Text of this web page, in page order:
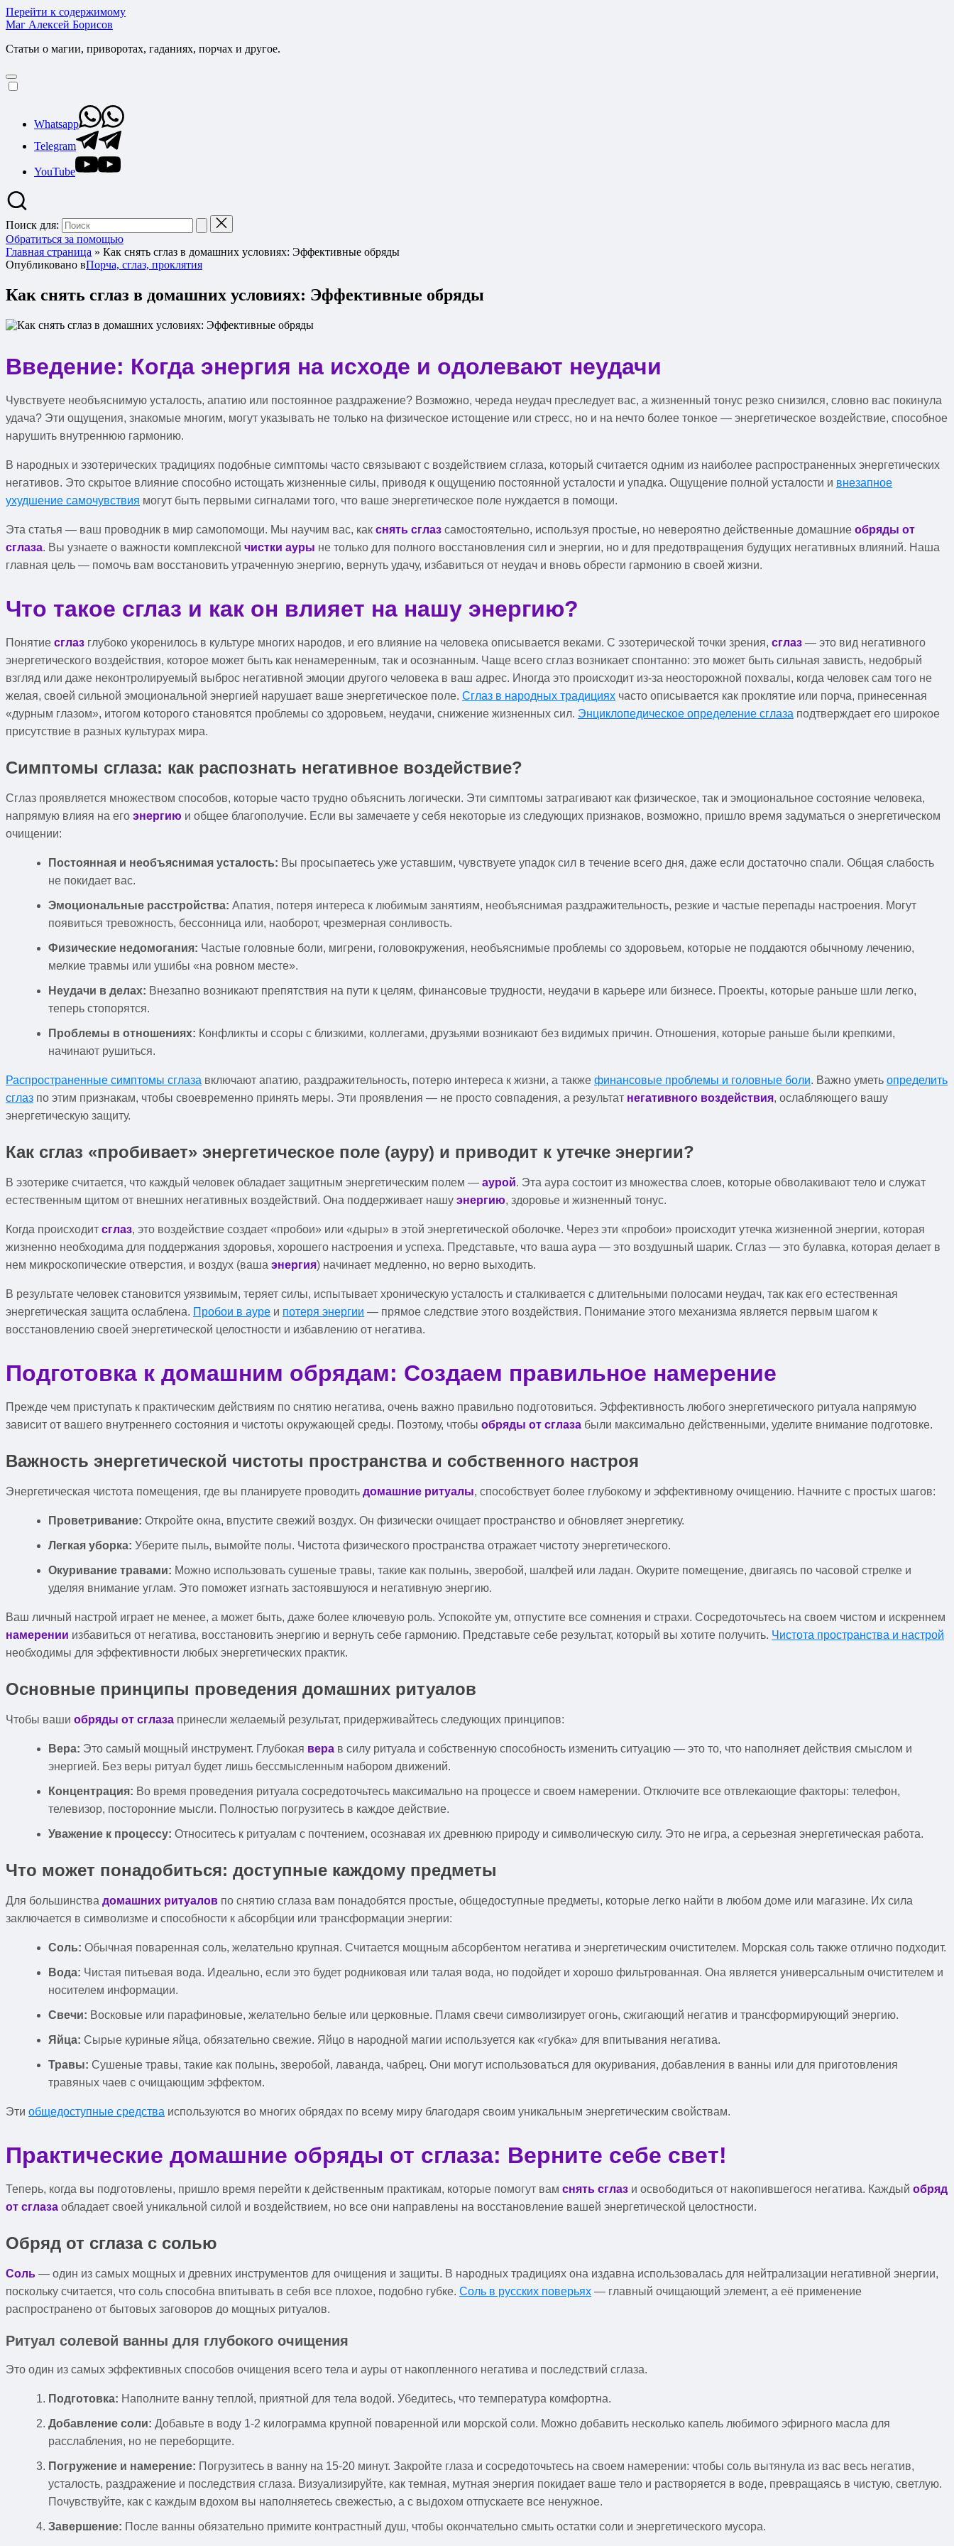
Перейти к содержимому
Маг Алексей Борисов
Статьи о магии, приворотах, гаданиях, порчах и другое.
Whatsapp
Telegram
YouTube
Поиск для:
Обратиться за помощью
Главная страница » Как снять сглаз в домашних условиях: Эффективные обряды
Опубликовано вПорча, сглаз, проклятия
Как снять сглаз в домашних условиях: Эффективные обряды
Введение: Когда энергия на исходе и одолевают неудачи
Чувствуете необъяснимую усталость, апатию или постоянное раздражение? Возможно, череда неудач преследует вас, а жизненный тонус резко снизился, словно вас покинула
удача? Эти ощущения, знакомые многим, могут указывать не только на физическое истощение или стресс, но и на нечто более тонкое — энергетическое воздействие, способное
нарушить внутреннюю гармонию.
В народных и эзотерических традициях подобные симптомы часто связывают с воздействием сглаза, который считается одним из наиболее распространенных энергетических
негативов. Это скрытое влияние способно истощать жизненные силы, приводя к ощущению постоянной усталости и упадка. Ощущение полной усталости и внезапное
ухудшение самочувствия могут быть первыми сигналами того, что ваше энергетическое поле нуждается в помощи.
Эта статья — ваш проводник в мир самопомощи. Мы научим вас, как снять сглаз самостоятельно, используя простые, но невероятно действенные домашние обряды от
сглаза. Вы узнаете о важности комплексной чистки ауры не только для полного восстановления сил и энергии, но и для предотвращения будущих негативных влияний. Наша
главная цель — помочь вам восстановить утраченную энергию, вернуть удачу, избавиться от неудач и вновь обрести гармонию в своей жизни.
Что такое сглаз и как он влияет на нашу энергию?
Понятие сглаз глубоко укоренилось в культуре многих народов, и его влияние на человека описывается веками. С эзотерической точки зрения, сглаз — это вид негативного
энергетического воздействия, которое может быть как ненамеренным, так и осознанным. Чаще всего сглаз возникает спонтанно: это может быть сильная зависть, недобрый
взгляд или даже неконтролируемый выброс негативной эмоции другого человека в ваш адрес. Иногда это происходит из-за неосторожной похвалы, когда человек сам того не
желая, своей сильной эмоциональной энергией нарушает ваше энергетическое поле. Сглаз в народных традициях часто описывается как проклятие или порча, принесенная
«дурным глазом», итогом которого становятся проблемы со здоровьем, неудачи, снижение жизненных сил. Энциклопедическое определение сглаза подтверждает его широкое
присутствие в разных культурах мира.
Симптомы сглаза: как распознать негативное воздействие?
Сглаз проявляется множеством способов, которые часто трудно объяснить логически. Эти симптомы затрагивают как физическое, так и эмоциональное состояние человека,
напрямую влияя на его энергию и общее благополучие. Если вы замечаете у себя некоторые из следующих признаков, возможно, пришло время задуматься о энергетическом
очищении:
Постоянная и необъяснимая усталость: Вы просыпаетесь уже уставшим, чувствуете упадок сил в течение всего дня, даже если достаточно спали. Общая слабость
не покидает вас.
Эмоциональные расстройства: Апатия, потеря интереса к любимым занятиям, необъяснимая раздражительность, резкие и частые перепады настроения. Могут
появиться тревожность, бессонница или, наоборот, чрезмерная сонливость.
Физические недомогания: Частые головные боли, мигрени, головокружения, необъяснимые проблемы со здоровьем, которые не поддаются обычному лечению,
мелкие травмы или ушибы «на ровном месте».
Неудачи в делах: Внезапно возникают препятствия на пути к целям, финансовые трудности, неудачи в карьере или бизнесе. Проекты, которые раньше шли легко,
теперь стопорятся.
Проблемы в отношениях: Конфликты и ссоры с близкими, коллегами, друзьями возникают без видимых причин. Отношения, которые раньше были крепкими,
начинают рушиться.
Распространенные симптомы сглаза включают апатию, раздражительность, потерю интереса к жизни, а также финансовые проблемы и головные боли. Важно уметь определить
сглаз по этим признакам, чтобы своевременно принять меры. Эти проявления — не просто совпадения, а результат негативного воздействия, ослабляющего вашу
энергетическую защиту.
Как сглаз «пробивает» энергетическое поле (ауру) и приводит к утечке энергии?
В эзотерике считается, что каждый человек обладает защитным энергетическим полем — аурой. Эта аура состоит из множества слоев, которые обволакивают тело и служат
естественным щитом от внешних негативных воздействий. Она поддерживает нашу энергию, здоровье и жизненный тонус.
Когда происходит сглаз, это воздействие создает «пробои» или «дыры» в этой энергетической оболочке. Через эти «пробои» происходит утечка жизненной энергии, которая
жизненно необходима для поддержания здоровья, хорошего настроения и успеха. Представьте, что ваша аура — это воздушный шарик. Сглаз — это булавка, которая делает в
нем микроскопические отверстия, и воздух (ваша энергия) начинает медленно, но верно выходить.
В результате человек становится уязвимым, теряет силы, испытывает хроническую усталость и сталкивается с длительными полосами неудач, так как его естественная
энергетическая защита ослаблена. Пробои в ауре и потеря энергии — прямое следствие этого воздействия. Понимание этого механизма является первым шагом к
восстановлению своей энергетической целостности и избавлению от негатива.
Подготовка к домашним обрядам: Создаем правильное намерение
Прежде чем приступать к практическим действиям по снятию негатива, очень важно правильно подготовиться. Эффективность любого энергетического ритуала напрямую
зависит от вашего внутреннего состояния и чистоты окружающей среды. Поэтому, чтобы обряды от сглаза были максимально действенными, уделите внимание подготовке.
Важность энергетической чистоты пространства и собственного настроя
Энергетическая чистота помещения, где вы планируете проводить домашние ритуалы, способствует более глубокому и эффективному очищению. Начните с простых шагов:
Проветривание: Откройте окна, впустите свежий воздух. Он физически очищает пространство и обновляет энергетику.
Легкая уборка: Уберите пыль, вымойте полы. Чистота физического пространства отражает чистоту энергетического.
Окуривание травами: Можно использовать сушеные травы, такие как полынь, зверобой, шалфей или ладан. Окурите помещение, двигаясь по часовой стрелке и
уделяя внимание углам. Это поможет изгнать застоявшуюся и негативную энергию.
Ваш личный настрой играет не менее, а может быть, даже более ключевую роль. Успокойте ум, отпустите все сомнения и страхи. Сосредоточьтесь на своем чистом и искреннем
намерении избавиться от негатива, восстановить энергию и вернуть себе гармонию. Представьте себе результат, который вы хотите получить. Чистота пространства и настрой
необходимы для эффективности любых энергетических практик.
Основные принципы проведения домашних ритуалов
Чтобы ваши обряды от сглаза принесли желаемый результат, придерживайтесь следующих принципов:
Вера: Это самый мощный инструмент. Глубокая вера в силу ритуала и собственную способность изменить ситуацию — это то, что наполняет действия смыслом и
энергией. Без веры ритуал будет лишь бессмысленным набором движений.
Концентрация: Во время проведения ритуала сосредоточьтесь максимально на процессе и своем намерении. Отключите все отвлекающие факторы: телефон,
телевизор, посторонние мысли. Полностью погрузитесь в каждое действие.
Уважение к процессу: Относитесь к ритуалам с почтением, осознавая их древнюю природу и символическую силу. Это не игра, а серьезная энергетическая работа.
Что может понадобиться: доступные каждому предметы
Для большинства домашних ритуалов по снятию сглаза вам понадобятся простые, общедоступные предметы, которые легко найти в любом доме или магазине. Их сила
заключается в символизме и способности к абсорбции или трансформации энергии:
Соль: Обычная поваренная соль, желательно крупная. Считается мощным абсорбентом негатива и энергетическим очистителем. Морская соль также отлично подходит.
Вода: Чистая питьевая вода. Идеально, если это будет родниковая или талая вода, но подойдет и хорошо фильтрованная. Она является универсальным очистителем и
носителем информации.
Свечи: Восковые или парафиновые, желательно белые или церковные. Пламя свечи символизирует огонь, сжигающий негатив и трансформирующий энергию.
Яйца: Сырые куриные яйца, обязательно свежие. Яйцо в народной магии используется как «губка» для впитывания негатива.
Травы: Сушеные травы, такие как полынь, зверобой, лаванда, чабрец. Они могут использоваться для окуривания, добавления в ванны или для приготовления
травяных чаев с очищающим эффектом.
Эти общедоступные средства используются во многих обрядах по всему миру благодаря своим уникальным энергетическим свойствам.
Практические домашние обряды от сглаза: Верните себе свет!
Теперь, когда вы подготовлены, пришло время перейти к действенным практикам, которые помогут вам снять сглаз и освободиться от накопившегося негатива. Каждый обряд
от сглаза обладает своей уникальной силой и воздействием, но все они направлены на восстановление вашей энергетической целостности.
Обряд от сглаза с солью
Соль — один из самых мощных и древних инструментов для очищения и защиты. В народных традициях она издавна использовалась для нейтрализации негативной энергии,
поскольку считается, что соль способна впитывать в себя все плохое, подобно губке. Соль в русских поверьях — главный очищающий элемент, а её применение
распространено от бытовых заговоров до мощных ритуалов.
Ритуал солевой ванны для глубокого очищения
Это один из самых эффективных способов очищения всего тела и ауры от накопленного негатива и последствий сглаза.
Подготовка: Наполните ванну теплой, приятной для тела водой. Убедитесь, что температура комфортна.
Добавление соли: Добавьте в воду 1-2 килограмма крупной поваренной или морской соли. Можно добавить несколько капель любимого эфирного масла для
расслабления, но не переборщите.
Погружение и намерение: Погрузитесь в ванну на 15-20 минут. Закройте глаза и сосредоточьтесь на своем намерении: чтобы соль вытянула из вас весь негатив,
усталость, раздражение и последствия сглаза. Визуализируйте, как темная, мутная энергия покидает ваше тело и растворяется в воде, превращаясь в чистую, светлую.
Почувствуйте, как с каждым вдохом вы наполняетесь свежестью, а с выдохом отпускаете все ненужное.
Завершение: После ванны обязательно примите контрастный душ, чтобы окончательно смыть остатки соли и энергетического мусора.